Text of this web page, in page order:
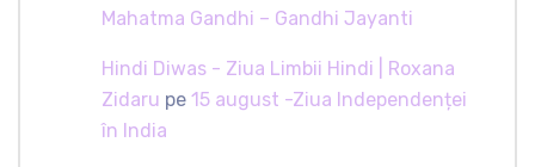
Mahatma Gandhi – Gandhi Jayanti
Hindi Diwas - Ziua Limbii Hindi | Roxana
Zidaru pe 15 august -Ziua Independenței
în India